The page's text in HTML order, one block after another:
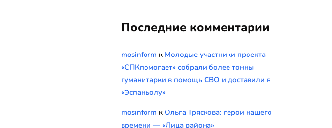
Последние комментарии
mosinform к Молодые участники проекта
«СПКпомогает» собрали более тонны
гуманитарки в помощь СВО и доставили в
«Эспаньолу»
mosinform к Ольга Тряскова: герои нашего
времени — «Лица района»